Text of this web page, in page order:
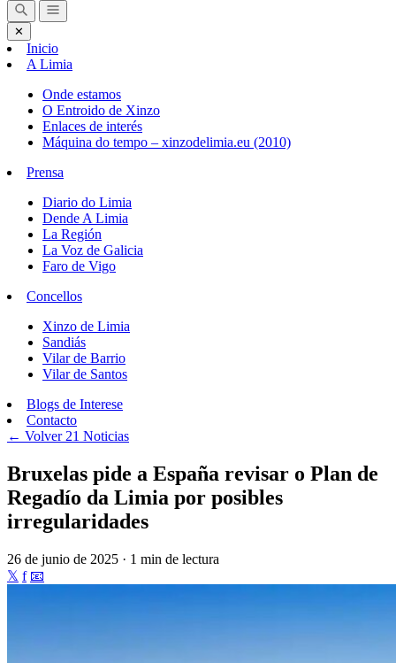
✕
Inicio
A Limia
Onde estamos
O Entroido de Xinzo
Enlaces de interés
Máquina do tempo – xinzodelimia.eu (2010)
Prensa
Diario do Limia
Dende A Limia
La Región
La Voz de Galicia
Faro de Vigo
Concellos
Xinzo de Limia
Sandiás
Vilar de Barrio
Vilar de Santos
Blogs de Interese
Contacto
← Volver 21 Noticias
Bruxelas pide a España revisar o Plan de
Regadío da Limia por posibles
irregularidades
26 de junio de 2025 · 1 min de lectura
𝕏 f 📧